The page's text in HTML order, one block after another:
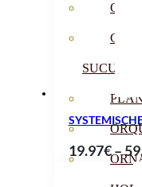
19.97€–